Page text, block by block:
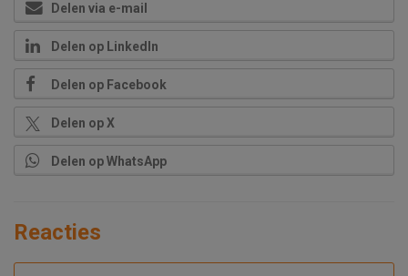
Delen via e-mail
Delen op LinkedIn
Delen op Facebook
Delen op X
Delen op WhatsApp
Reacties